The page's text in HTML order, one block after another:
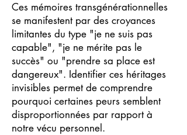
Ces mémoires transgénérationnelles
se manifestent par des croyances
limitantes du type "je ne suis pas
capable", "je ne mérite pas le
succès" ou "prendre sa place est
dangereux". Identifier ces héritages
invisibles permet de comprendre
pourquoi certaines peurs semblent
disproportionnées par rapport à
notre vécu personnel.